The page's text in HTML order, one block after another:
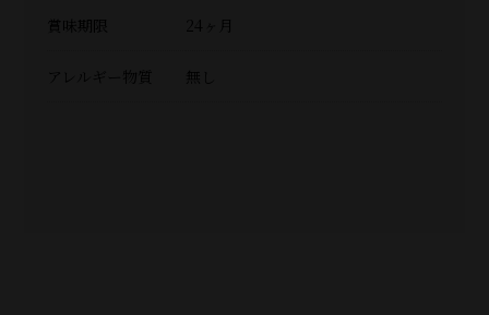
賞味期限 24ヶ月
アレルギー物質 無し